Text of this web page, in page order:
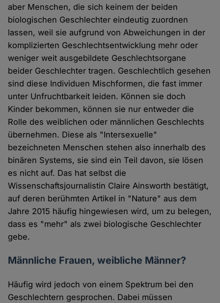
aber Menschen, die sich keinem der beiden
biologischen Geschlechter eindeutig zuordnen
lassen, weil sie aufgrund von Abweichungen in der
komplizierten Geschlechtsentwicklung mehr oder
weniger weit ausgebildete Geschlechtsorgane
beider Geschlechter tragen. Geschlechtlich gesehen
sind diese Individuen Mischformen, die fast immer
unter Unfruchtbarkeit leiden. Können sie doch
Kinder bekommen, können sie nur entweder die
Rolle des weiblichen oder männlichen Geschlechts
übernehmen. Diese als "Intersexuelle"
bezeichneten Menschen stehen also innerhalb des
binären Systems, sie sind ein Teil davon, sie lösen
es nicht auf. Das hat selbst die
Wissenschaftsjournalistin Claire Ainsworth bestätigt,
auf deren berühmten Artikel in "Nature" aus dem
Jahre 2015 häufig hingewiesen wird, um zu belegen,
dass es "mehr" als zwei biologische Geschlechter
gebe.
Männliche Frauen, weibliche Männer?
Häufig wird jedoch von einem Spektrum bei den
Geschlechtern gesprochen. Dabei müssen